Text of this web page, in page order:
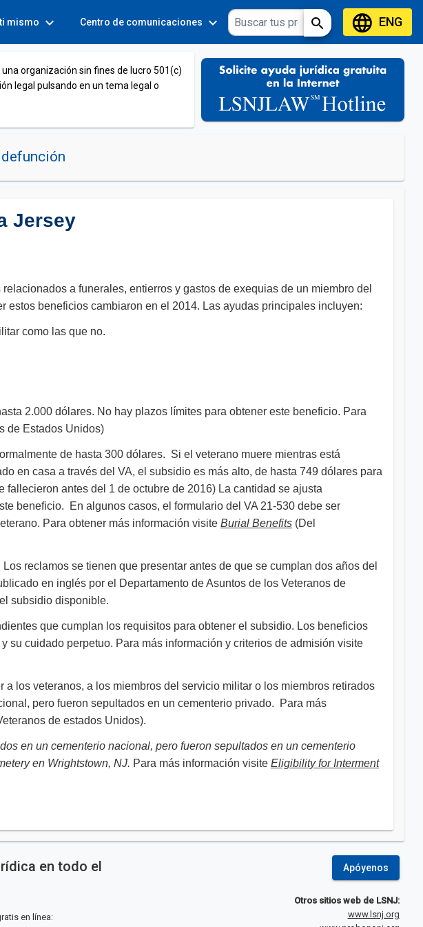
mismo expand_more Centro de comunicaciones expand_more Toolsexpand_more search languageENG
organización sin fines de lucro 501(c)
legal pulsando en un tema legal o
Jersey
a funerales, entierros y gastos de exequias de un miembro del
beneficios cambiaron en el 2014. Las ayudas principales incluyen:
como las que no.
2.000 dólares. No hay plazos límites para obtener este beneficio. Para
de Estados Unidos)
de hasta 300 dólares. Si el veterano muere mientras está
en casa a través del VA, el subsidio es más alto, de hasta 749 dólares para
antes del 1 de octubre de 2016) La cantidad se ajusta
beneficio. En algunos casos, el formulario del VA 21-530 debe ser
Para obtener más información visite Burial Benefits (Del
reclamos se tienen que presentar antes de que se cumplan dos años del
en inglés por el Departamento de Asuntos de los Veteranos de
subsidio disponible.
que cumplan los requisitos para obtener el subsidio. Los beneficios
su cuidado perpetuo. Para más información y criterios de admisión visite
a los veteranos, a los miembros del servicio militar o los miembros retirados
pero fueron sepultados en un cementerio privado. Para más
de estados Unidos).
en un cementerio nacional, pero fueron sepultados en un cementerio
en Wrightstown, NJ. Para más información visite Eligibility for Interment
en todo el
en línea:
Apóyenos
Otros sitios web de LSNJ:
www.lsnj.org